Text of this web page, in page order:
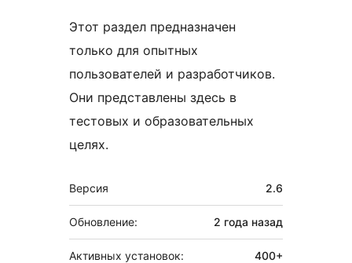
Этот раздел предназначен
только для опытных
пользователей и разработчиков.
Они представлены здесь в
тестовых и образовательных
целях.
Мета
Версия 2.6
Обновление: 2 года назад
Активных установок: 400+